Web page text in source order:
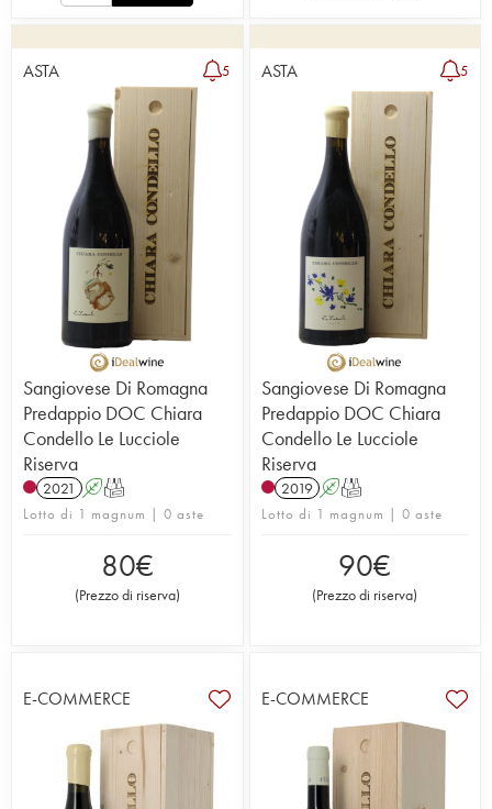
ASTA 5
Sangiovese Di Romagna
Predappio DOC Chiara
Condello Le Lucciole
Riserva
2021 AT
Lotto di 1 magnum | 0 aste
80€
(Prezzo di riserva)
ASTA 5
Sangiovese Di Romagna
Predappio DOC Chiara
Condello Le Lucciole
Riserva
2019 AT
Lotto di 1 magnum | 0 aste
90€
(Prezzo di riserva)
E-COMMERCE E-COMMERCE